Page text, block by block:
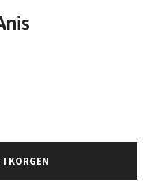
I KORGEN